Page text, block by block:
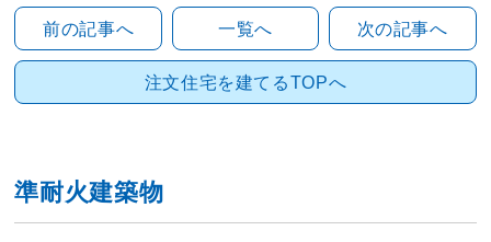
前の記事へ 一覧へ 次の記事へ
注文住宅を建てるTOPへ
準耐火建築物